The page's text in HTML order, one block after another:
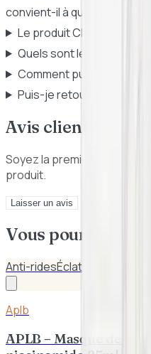
convient-il à quel type de
Le produit Clarins est-il
Quels sont les délais et
Comment puis-je payer ?
Puis-je retourner un
Avis clients
Soyez la première
produit.
Laisser un avis
Vous pourriez
Anti-ridesÉclat
Aplb
APLB – Masque de